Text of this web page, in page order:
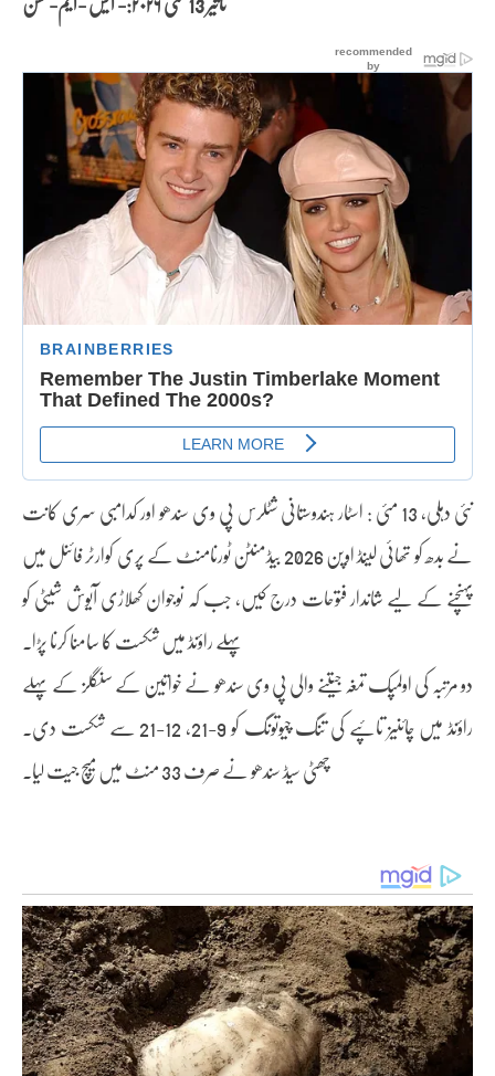
نئی دہلی، 13 مئی : اسٹار ہندوستانی شٹلرس پی وی سندھو اور کدامبی سری کانت
نے بدھ کو تھائی لینڈ اوپن 2026 بیڈمنٹن ٹورنامنٹ کے پری کوارٹر فائنل میں
پہنچنے کے لیے شاندار فتوحات درج کیں، جب کہ نوجوان کھلاڑی آیوش شیٹی کو
پہلے راؤنڈ میں شکست کا سامنا کرنا پڑا۔
دو مرتبہ کی اولمپک تمغہ جیتنے والی پی وی سندھو نے خواتین کے سنگلز کے پہلے
راؤنڈ میں چائنیز تائپے کی تنگ چیوتونگ کو 9-21، 12-21 سے شکست دی۔
چھٹی سیڈ سندھو نے صرف 33 منٹ میں میچ جیت لیا۔